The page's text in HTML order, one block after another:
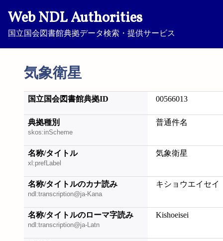
Web NDL Authorities
国立国会図書館典拠データ検索・提供サービス
気象衛星
国立国会図書館典拠ID 00566013
典拠種別
skos:inScheme
普通件名
名称/タイトル
xl:prefLabel
気象衛星
名称/タイトルのカナ読み
ndl:transcription@ja-Kana
キショウエイセイ
名称/タイトルのローマ字読み
ndl:transcription@ja-Latn
Kishoeisei